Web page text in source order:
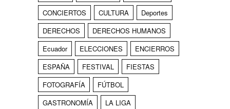
CONCIERTOS
CULTURA
Deportes
DERECHOS
DERECHOS HUMANOS
Ecuador
ELECCIONES
ENCIERROS
ESPAÑA
FESTIVAL
FIESTAS
FOTOGRAFÍA
FÚTBOL
GASTRONOMÍA
LA LIGA